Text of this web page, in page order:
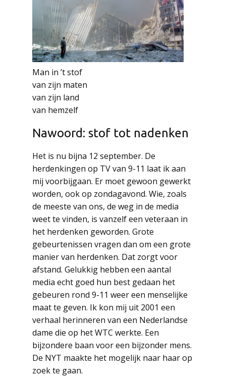
Man in ’t stof
van zijn maten
van zijn land
van hemzelf
Nawoord: stof tot nadenken
Het is nu bijna 12 september. De
herdenkingen op TV van 9-11 laat ik aan
mij voorbijgaan. Er moet gewoon gewerkt
worden, ook op zondagavond. Wie, zoals
de meeste van ons, de weg in de media
weet te vinden, is vanzelf een veteraan in
het herdenken geworden. Grote
gebeurtenissen vragen dan om een grote
manier van herdenken. Dat zorgt voor
afstand. Gelukkig hebben een aantal
media echt goed hun best gedaan het
gebeuren rond 9-11 weer een menselijke
maat te geven. Ik kon mij uit 2001 een
verhaal herinneren van een Nederlandse
dame die op het WTC werkte. Een
bijzondere baan voor een bijzonder mens.
De NYT maakte het mogelijk naar haar op
zoek te gaan.